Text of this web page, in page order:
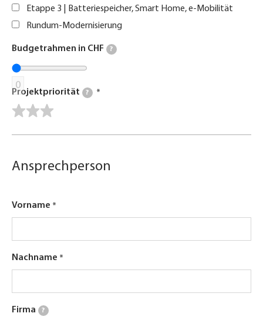
Etappe 3 | Batteriespeicher, Smart Home, e-Mobilität
Rundum-Modernisierung
Budgetrahmen in CHF ?
0
Projektpriorität ?
Ansprechperson
Vorname
Nachname
Firma ?